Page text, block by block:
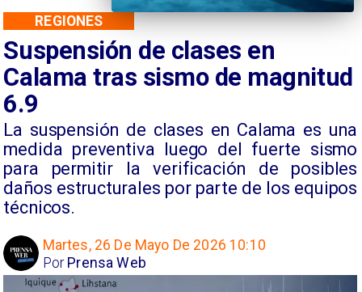
Suspensión de clases en
Calama tras sismo de magnitud
6.9
La suspensión de clases en Calama es una
medida preventiva luego del fuerte sismo
para permitir la verificación de posibles
daños estructurales por parte de los equipos
técnicos.
REGIONES
Martes, 26 De Mayo De 2026 10:10
Prensa Web
Por